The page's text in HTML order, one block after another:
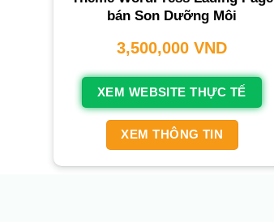
bán Son Dưỡng Môi
3,500,000VND
XEM WEBSITE THỰC TẾ
XEM THÔNG TIN